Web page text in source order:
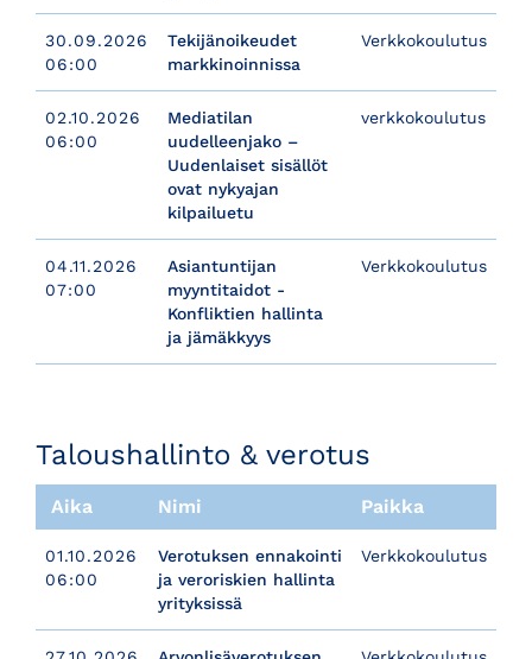
30.09.2026
06:00
Tekijänoikeudet
markkinoinnissa
Verkkokoulutus
02.10.2026
06:00
Mediatilan
uudelleenjako –
Uudenlaiset sisällöt
ovat nykyajan
kilpailuetu
verkkokoulutus
04.11.2026
07:00
Asiantuntijan
myyntitaidot -
Konfliktien hallinta
ja jämäkkyys
Verkkokoulutus
​​​​​​​Taloushallinto & verotus
Aika Nimi Paikka
01.10.2026
06:00
Verotuksen ennakointi
ja veroriskien hallinta
yrityksissä
Verkkokoulutus